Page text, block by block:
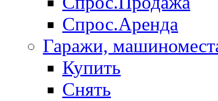
Спрос.Аренда
Гаражи,
Купить
Снять